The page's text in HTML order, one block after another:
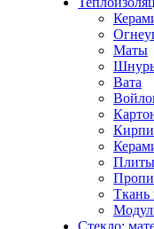
Маты
Вата
Плиты
Ткань
Стекло: